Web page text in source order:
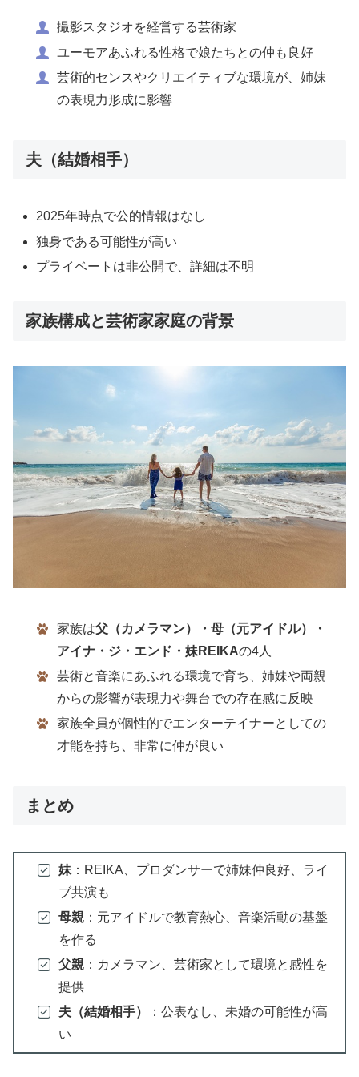
撮影スタジオを経営する芸術家
ユーモアあふれる性格で娘たちとの仲も良好
芸術的センスやクリエイティブな環境が、姉妹
の表現力形成に影響
夫（結婚相手）
2025年時点で公的情報はなし
独身である可能性が高い
プライベートは非公開で、詳細は不明
家族構成と芸術家家庭の背景
家族は父（カメラマン）・母（元アイドル）・
アイナ・ジ・エンド・妹REIKAの4人
芸術と音楽にあふれる環境で育ち、姉妹や両親
からの影響が表現力や舞台での存在感に反映
家族全員が個性的でエンターテイナーとしての
才能を持ち、非常に仲が良い
まとめ
妹：REIKA、プロダンサーで姉妹仲良好、ライ
ブ共演も
母親：元アイドルで教育熱心、音楽活動の基盤
を作る
父親：カメラマン、芸術家として環境と感性を
提供
夫（結婚相手）
：公表なし、未婚の可能性が高
い